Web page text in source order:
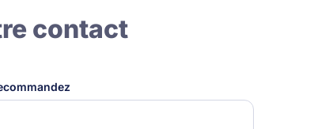
contact